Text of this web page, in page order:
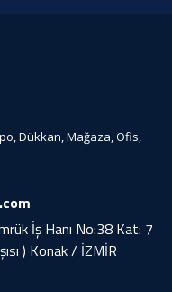
Dükkan, Mağaza, Ofis,
İş Hanı No:38 Kat: 7
) Konak / İZMİR